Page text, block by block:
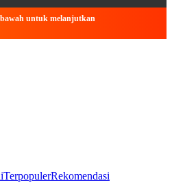
untuk melanjutkan
TerpopulerRekomendasi